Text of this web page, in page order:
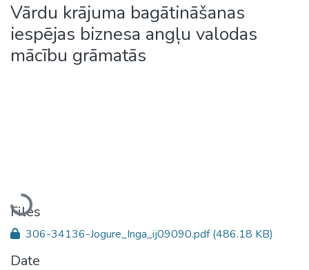
Vārdu krājuma bagātināšanas
iespējas biznesa angļu valodas
mācību grāmatās
Loading...
Files
306-34136-Jogure_Inga_ij09090.pdf(486.18 KB)
Date